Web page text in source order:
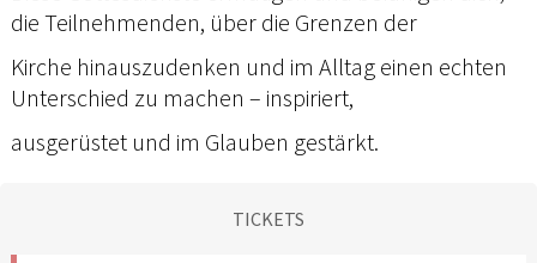
die Teilnehmenden, über die Grenzen der
Kirche hinauszudenken und im Alltag einen echten
Unterschied zu machen – inspiriert,
ausgerüstet und im Glauben gestärkt.
TICKETS